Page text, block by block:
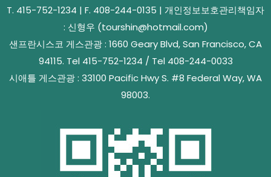
T. 415-752-1234 | F. 408-244-0135 | 개인정보보호관리책임자
: 신형우 (tourshin@hotmail.com)
샌프란시스코 게스관광 : 1660 Geary Blvd, San Francisco, CA
94115. Tel 415-752-1234 / Tel 408-244-0033
시애틀 게스관광 : 33100 Pacific Hwy S. #8 Federal Way, WA
98003.